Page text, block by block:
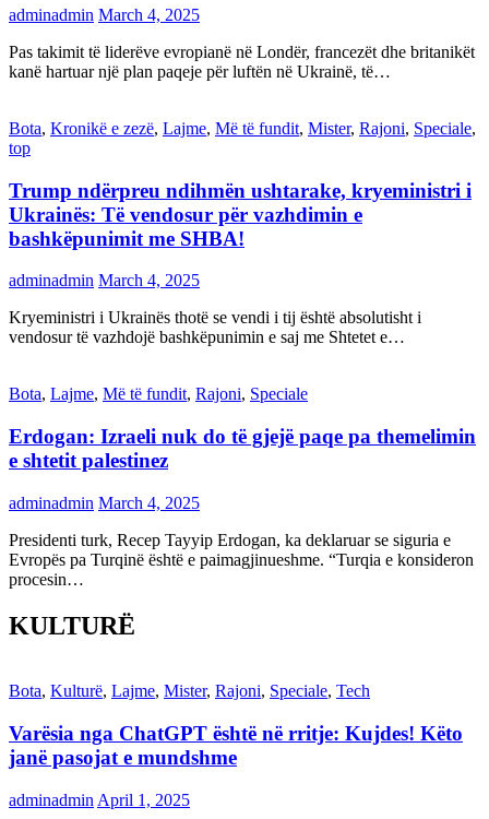
adminadmin March 4, 2025
Pas takimit të liderëve evropianë në Londër, francezët dhe britanikët
kanë hartuar një plan paqeje për luftën në Ukrainë, të…
Bota, Kronikë e zezë, Lajme, Më të fundit, Mister, Rajoni, Speciale,
top
Trump ndërpreu ndihmën ushtarake, kryeministri i
Ukrainës: Të vendosur për vazhdimin e
bashkëpunimit me SHBA!
adminadmin March 4, 2025
Kryeministri i Ukrainës thotë se vendi i tij është absolutisht i
vendosur të vazhdojë bashkëpunimin e saj me Shtetet e…
Bota, Lajme, Më të fundit, Rajoni, Speciale
Erdogan: Izraeli nuk do të gjejë paqe pa themelimin
e shtetit palestinez
adminadmin March 4, 2025
Presidenti turk, Recep Tayyip Erdogan, ka deklaruar se siguria e
Evropës pa Turqinë është e paimagjinueshme. “Turqia e konsideron
procesin…
KULTURË
Bota, Kulturë, Lajme, Mister, Rajoni, Speciale, Tech
Varësia nga ChatGPT është në rritje: Kujdes! Këto
janë pasojat e mundshme
adminadmin April 1, 2025